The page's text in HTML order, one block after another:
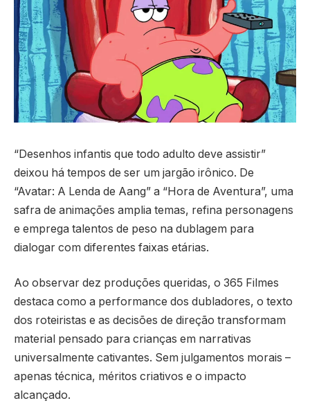
“Desenhos infantis que todo adulto deve assistir”
deixou há tempos de ser um jargão irônico. De
“Avatar: A Lenda de Aang” a “Hora de Aventura”, uma
safra de animações amplia temas, refina personagens
e emprega talentos de peso na dublagem para
dialogar com diferentes faixas etárias.
Ao observar dez produções queridas, o 365 Filmes
destaca como a performance dos dubladores, o texto
dos roteiristas e as decisões de direção transformam
material pensado para crianças em narrativas
universalmente cativantes. Sem julgamentos morais –
apenas técnica, méritos criativos e o impacto
alcançado.